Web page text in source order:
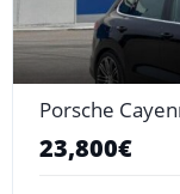
Porsche
23,800€